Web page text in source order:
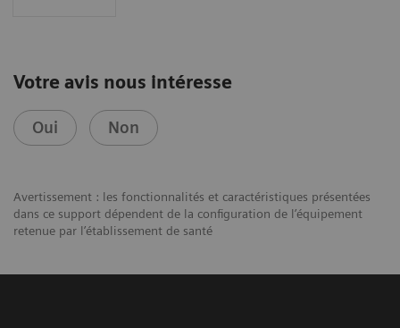
Votre avis nous intéresse
Oui Non
Avertissement : les fonctionnalités et caractéristiques présentées
dans ce support dépendent de la configuration de l’équipement
retenue par l’établissement de santé